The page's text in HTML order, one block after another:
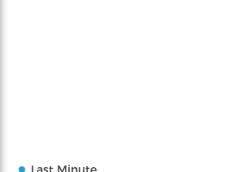
Last Minute